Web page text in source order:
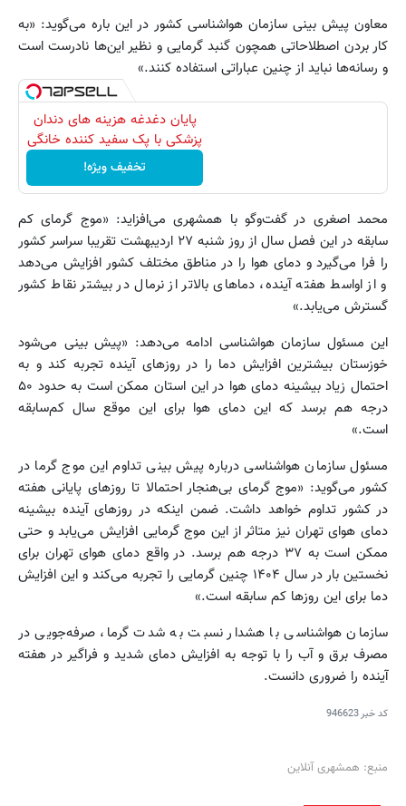
معاون پیش بینی سازمان هواشناسی کشور در این باره می‌گوید: «به
کار بردن اصطلاحاتی همچون گنبد گرمایی و نظیر این‌ها نادرست است
و رسانه‌ها نباید از چنین عباراتی استفاده کنند.»
پایان دغدغه هزینه های دندان
پزشکی با پک سفید کننده خانگی
تخفیف ویژه!
محمد اصغری در گفت‌وگو با همشهری می‌افزاید: «موج گرمای کم
سابقه در این فصل سال از روز شنبه ۲۷ اردیبهشت تقریبا سراسر کشور
را فرا می‌گیرد و دمای هوا را در مناطق مختلف کشور افزایش می‌دهد
و از اواسط هفته آینده، دماهای بالاتر از نرمال در بیشتر نقاط کشور
گسترش می‌یابد.»
این مسئول سازمان هواشناسی ادامه می‌دهد: «پیش بینی می‌شود
خوزستان بیشترین افزایش دما را در روزهای آینده تجربه کند و به
احتمال زیاد بیشینه دمای هوا در این استان ممکن است به حدود ۵۰
درجه هم برسد که این دمای هوا برای این موقع سال کم‌سابقه
است.»
مسئول سازمان هواشناسی درباره پیش بینی تداوم این موج گرما در
کشور می‌گوید: «موج گرمای بی‌هنجار احتمالا تا روزهای پایانی هفته
در کشور تداوم خواهد داشت. ضمن اینکه در روزهای آینده بیشینه
دمای هوای تهران نیز متاثر از این موج گرمایی افزایش می‌یابد و حتی
ممکن است به ۳۷ درجه هم برسد. در واقع دمای هوای تهران برای
نخستین بار در سال ۱۴۰۴ چنین گرمایی را تجربه می‌کند و این افزایش
دما برای این روزها کم سابقه است.»
سازمان هواشناسی با هشدار نسبت به شدت گرما، صرفه‌جویی در
مصرف برق و آب را با توجه به افزایش دمای شدید و فراگیر در هفته
آینده را ضروری دانست.
کد خبر946623
منبع: همشهری آنلاین